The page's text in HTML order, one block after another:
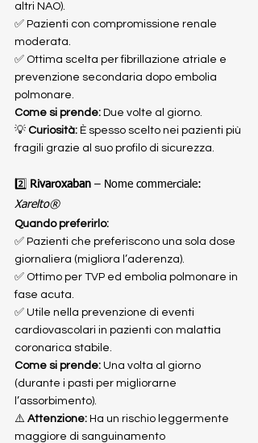
altri NAO).
✅ Pazienti con compromissione renale
moderata.
✅ Ottima scelta per fibrillazione atriale e
prevenzione secondaria dopo embolia
polmonare.
Come si prende: Due volte al giorno.
💡 Curiosità: È spesso scelto nei pazienti più
fragili grazie al suo profilo di sicurezza.
2️⃣ Rivaroxaban – Nome commerciale:
Xarelto®
Quando preferirlo:
✅ Pazienti che preferiscono una sola dose
giornaliera (migliora l’aderenza).
✅ Ottimo per TVP ed embolia polmonare in
fase acuta.
✅ Utile nella prevenzione di eventi
cardiovascolari in pazienti con malattia
coronarica stabile.
Come si prende: Una volta al giorno
(durante i pasti per migliorarne
l’assorbimento).
⚠️ Attenzione: Ha un rischio leggermente
maggiore di sanguinamento